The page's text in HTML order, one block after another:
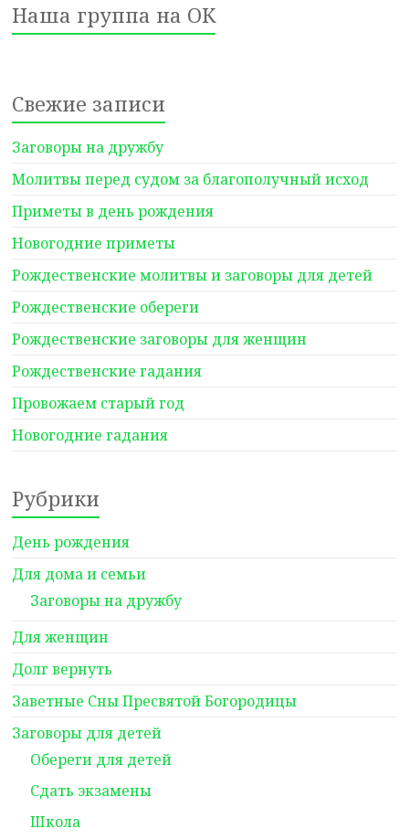
Наша группа на ОК
Свежие записи
Заговоры на дружбу
Молитвы перед судом за благополучный исход
Приметы в день рождения
Новогодние приметы
Рождественские молитвы и заговоры для детей
Рождественские обереги
Рождественские заговоры для женщин
Рождественские гадания
Провожаем старый год
Новогодние гадания
Рубрики
День рождения
Для дома и семьи
Заговоры на дружбу
Для женщин
Долг вернуть
Заветные Сны Пресвятой Богородицы
Заговоры для детей
Обереги для детей
Сдать экзамены
Школа